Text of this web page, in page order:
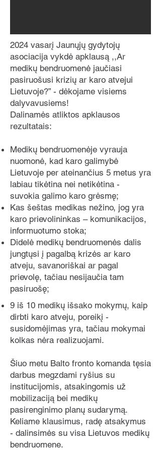
sudarančių institucijų padalinius,
vykdančius sveikatinimo veiklą.
Tam tikri veiksmai numatomi
ministerijos ir savivaldybių
mobilizacijos planuose, o darbo ir
valstybės tarnybos santykių
apribojimai yra nustatyti MPŠPĮ 22 str.
12 p. bei LR karo padėties įstatymo 16
straipsnyje, kurie įsigali nuo
padėties įvedimo šalyje.
MPPD administruoja civilinių
mobilizacijos institucijų, ūkio
mobilizacijos subjektų pasirengimą
mobilizacijai ir priimančiosios šalies
paramai teikti, administruoja
mobilizacijos ir demobilizacijos
vykdymą, administruoja civilinių
mobilizacijos institucijų, ūkio
mobilizacijos subjektų dalyvavimą
teikiant priimančiosios šalies paramą,
organizuoja ir koordinuoja krašto
apsaugos sistemos, valstybės,
savivaldybės institucijų, įstaigų ir (ar)
nevyriausybinių organizacijų
bendradarbiavimą pilietinio
ugdymo srityje.
2024 vasarį Jaunųjų gydytojų
asociacija vykdė apklausą ,,Ar
medikų bendruomenė jaučiasi
pasiruošusi krizių ar karo atvejui
Lietuvoje?” - dėkojame visiems
dalyvavusiems!
Dalinamės atliktos apklausos
rezultatais:
Medikų bendruomenėje vyrauja
nuomonė, kad karo galimybė
Lietuvoje per ateinančius 5 metus yra
labiau tikėtina nei netikėtina -
suvokia galimo karo grėsmę;
Kas šeštas medikas nežino, jog yra
karo prievolininkas – komunikacijos,
informuotumo stoka;
Didelė medikų bendruomenės dalis
jungtųsi į pagalbą krizės ar karo
atveju, savanoriškai ar pagal
prievolę, tačiau nesijaučia tam
pasiruošę;
9 iš 10 medikų išsako mokymų, kaip
dirbti karo atveju, poreikį -
susidomėjimas yra, tačiau mokymai
kolkas nėra realizuojami.
Šiuo metu Balto fronto komanda tęsia
darbus megzdami ryšius su
institucijomis, atsakingomis už
mobilizaciją bei medikų
pasirenginimo planų sudarymą.
Keliame klausimus, radę atsakymus
- dalinsimės su visa Lietuvos medikų
bendruomene.